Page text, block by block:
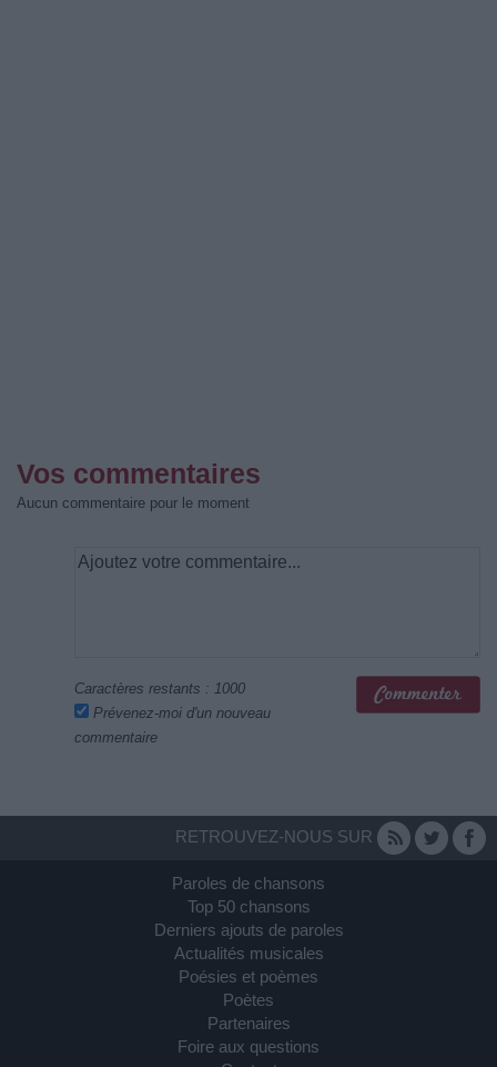
Vos commentaires
Aucun commentaire pour le moment
Caractères restants : 1000
Prévenez-moi d'un nouveau
commentaire
RETROUVEZ-NOUS SUR
Paroles de chansons
Top 50 chansons
Derniers ajouts de paroles
Actualités musicales
Poésies et poèmes
Poètes
Partenaires
Foire aux questions